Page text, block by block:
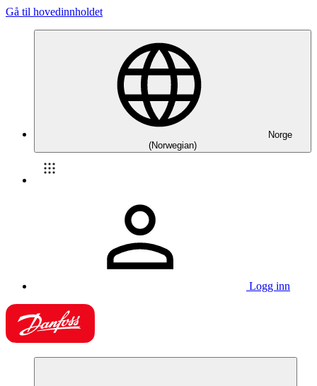
Gå til hovedinnholdet
Norge
(Norwegian)
Logg inn